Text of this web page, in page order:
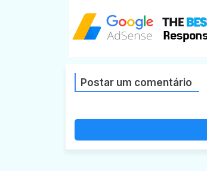
Postar um comentário